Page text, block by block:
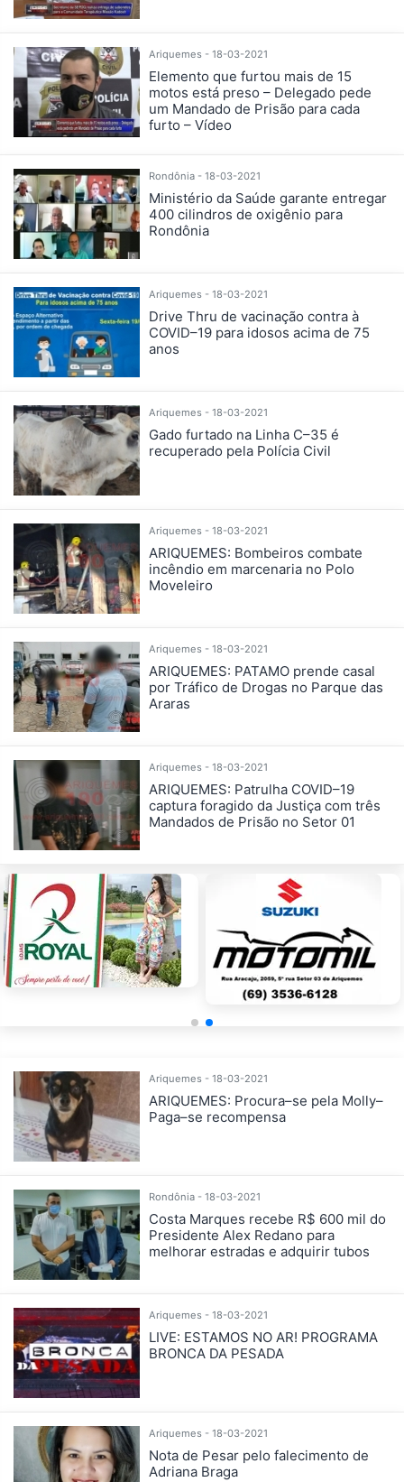
Ariquemes - 18-03-2021
Elemento que furtou mais de 15
motos está preso – Delegado pede
um Mandado de Prisão para cada
furto – Vídeo
Rondônia - 18-03-2021
Ministério da Saúde garante entregar
400 cilindros de oxigênio para
Rondônia
Ariquemes - 18-03-2021
Drive Thru de vacinação contra à
COVID–19 para idosos acima de 75
anos
Ariquemes - 18-03-2021
Gado furtado na Linha C–35 é
recuperado pela Polícia Civil
Ariquemes - 18-03-2021
ARIQUEMES: Bombeiros combate
incêndio em marcenaria no Polo
Moveleiro
Ariquemes - 18-03-2021
ARIQUEMES: PATAMO prende casal
por Tráfico de Drogas no Parque das
Araras
Ariquemes - 18-03-2021
ARIQUEMES: Patrulha COVID–19
captura foragido da Justiça com três
Mandados de Prisão no Setor 01
Ariquemes - 18-03-2021
ARIQUEMES: Procura–se pela Molly–
Paga–se recompensa
Rondônia - 18-03-2021
Costa Marques recebe R$ 600 mil do
Presidente Alex Redano para
melhorar estradas e adquirir tubos
Ariquemes - 18-03-2021
LIVE: ESTAMOS NO AR! PROGRAMA
BRONCA DA PESADA
Ariquemes - 18-03-2021
Nota de Pesar pelo falecimento de
Adriana Braga